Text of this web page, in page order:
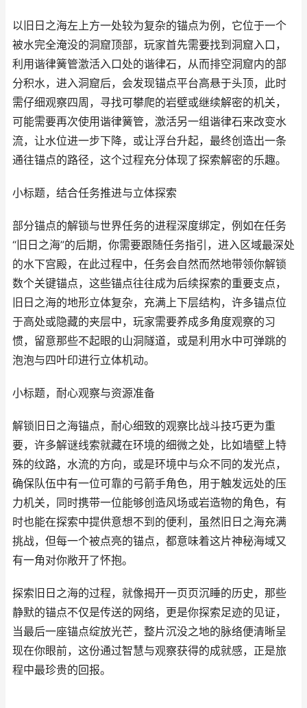
以旧日之海左上方一处较为复杂的锚点为例，它位于一个
被水完全淹没的洞窟顶部，玩家首先需要找到洞窟入口，
利用谐律簧管激活入口处的谐律石，从而排空洞窟内的部
分积水，进入洞窟后，会发现锚点平台高悬于头顶，此时
需仔细观察四周，寻找可攀爬的岩壁或继续解密的机关，
可能需要再次使用谐律簧管，激活另一组谐律石来改变水
流，让水位进一步下降，或让浮台升起，最终创造出一条
通往锚点的路径，这个过程充分体现了探索解密的乐趣。
小标题，结合任务推进与立体探索
部分锚点的解锁与世界任务的进程深度绑定，例如在任务
“旧日之海”的后期，你需要跟随任务指引，进入区域最深处
的水下宫殿，在此过程中，任务会自然而然地带领你解锁
数个关键锚点，这些锚点往往成为后续探索的重要支点，
旧日之海的地形立体复杂，充满上下层结构，许多锚点位
于高处或隐藏的夹层中，玩家需要养成多角度观察的习
惯，留意那些不起眼的山洞隧道，或是利用水中可弹跳的
泡泡与四叶印进行立体机动。
小标题，耐心观察与资源准备
解锁旧日之海锚点，耐心细致的观察比战斗技巧更为重
要，许多解谜线索就藏在环境的细微之处，比如墙壁上特
殊的纹路，水流的方向，或是环境中与众不同的发光点，
确保队伍中有一位可靠的弓箭手角色，用于触发远处的压
力机关，同时携带一位能够创造风场或岩造物的角色，有
时也能在探索中提供意想不到的便利，虽然旧日之海充满
挑战，但每一个被点亮的锚点，都意味着这片神秘海域又
有一角对你敞开了怀抱。
探索旧日之海的过程，就像揭开一页页沉睡的历史，那些
静默的锚点不仅是传送的网络，更是你探索足迹的见证，
当最后一座锚点绽放光芒，整片沉没之地的脉络便清晰呈
现在你眼前，这份通过智慧与观察获得的成就感，正是旅
程中最珍贵的回报。